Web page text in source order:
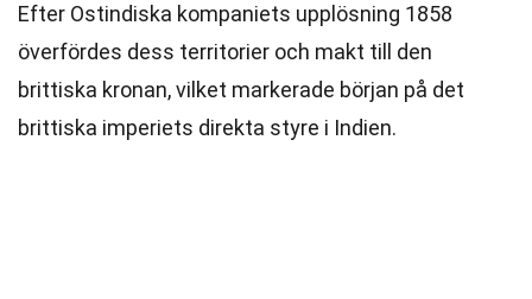
Efter Ostindiska kompaniets upplösning 1858
överfördes dess territorier och makt till den
brittiska kronan, vilket markerade början på det
brittiska imperiets direkta styre i Indien.